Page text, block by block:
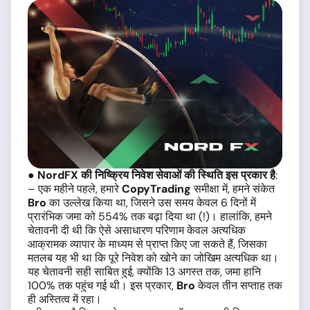
● NordFX की निष्क्रिय निवेश सेवाओं की स्थिति इस प्रकार है:
– एक महीने पहले, हमारेCopyTradingसमीक्षा में, हमने संकेत
Broका उल्लेख किया था, जिसने उस समय केवल 6 दिनों में
प्रारंभिक जमा को 554% तक बढ़ा दिया था (!)। हालांकि, हमने
चेतावनी दी थी कि ऐसे असाधारण परिणाम केवल अत्यधिक
आक्रामक व्यापार के माध्यम से प्राप्त किए जा सकते हैं, जिसका
मतलब यह भी था कि पूरे निवेश को खोने का जोखिम अत्यधिक था।
यह चेतावनी सही साबित हुई, क्योंकि 13 अगस्त तक, जमा हानि
100% तक पहुंच गई थी। इस प्रकार, Broकेवल तीन सप्ताह तक
ही अस्तित्व में रहा।